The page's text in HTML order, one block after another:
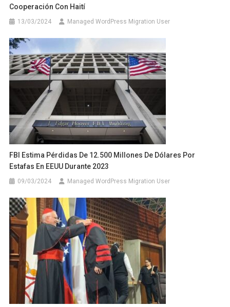
Cooperación Con Haití
13/03/2024 Managed WordPress Migration User
FBI Estima Pérdidas De 12.500 Millones De Dólares Por
Estafas En EEUU Durante 2023
09/03/2024 Managed WordPress Migration User